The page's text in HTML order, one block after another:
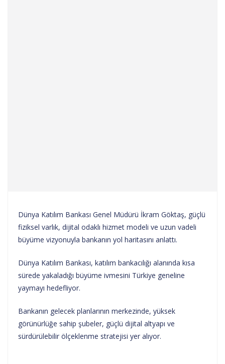
Dünya Katılım Bankası Genel Müdürü İkram Göktaş, güçlü
fiziksel varlık, dijital odaklı hizmet modeli ve uzun vadeli
büyüme vizyonuyla bankanın yol haritasını anlattı.
Dünya Katılım Bankası, katılım bankacılığı alanında kısa
sürede yakaladığı büyüme ivmesini Türkiye geneline
yaymayı hedefliyor.
Bankanın gelecek planlarının merkezinde, yüksek
görünürlüğe sahip şubeler, güçlü dijital altyapı ve
sürdürülebilir ölçeklenme stratejisi yer alıyor.